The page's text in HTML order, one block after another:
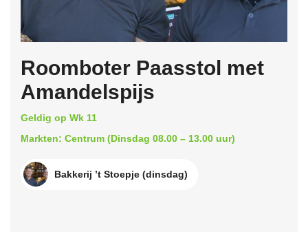
Roomboter Paasstol met
Amandelspijs
Geldig op Wk 11
Markten: Centrum (Dinsdag 08.00 – 13.00 uur)
Bakkerij ’t Stoepje (dinsdag)